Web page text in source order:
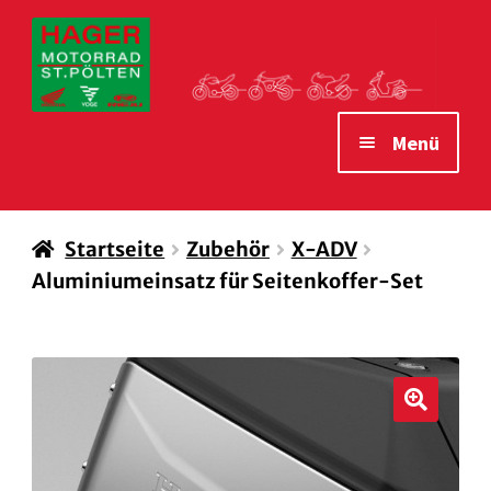
Zur
Navigation
springen
Zum
Inhalt
springen
Menü
STARTSEITE
MOTORRÄDER
ZUBEHÖR
WAS WIR IHNEN BIETEN
ÖFFNUNGSZEITEN
Startseite Zubehör
X-ADV
Aluminiumeinsatz für Seitenkoffer-Set